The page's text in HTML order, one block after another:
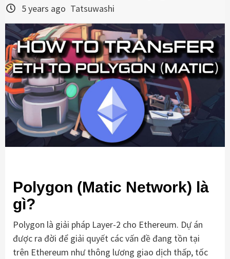
5 years ago Tatsuwashi
Polygon (Matic Network) là
gì?
Polygon là giải pháp Layer-2 cho Ethereum. Dự án
được ra đời để giải quyết các vấn đề đang tồn tại
trên Ethereum như thông lương giao dịch thấp, tốc